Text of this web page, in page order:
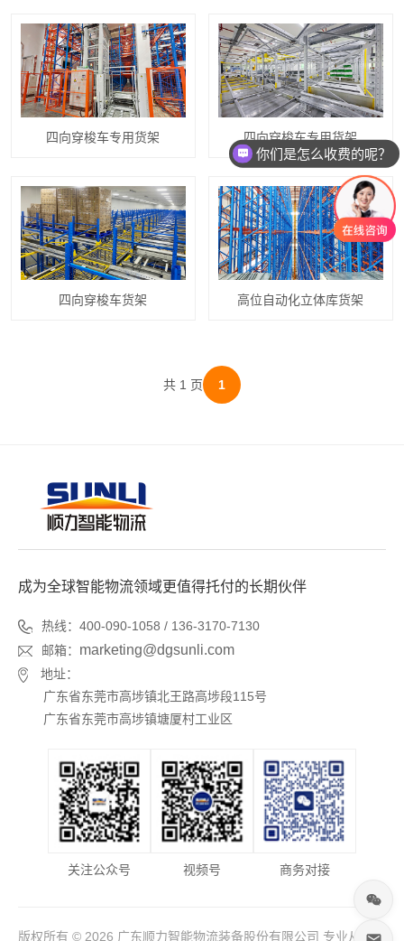
四向穿梭车专用货架 四向穿梭车专用货架
四向穿梭车货架 高位自动化立体库货架
共 1 页 1
成为全球智能物流领域更值得托付的长期伙伴
热线：400-090-1058 / 136-3170-7130
邮箱： marketing@dgsunli.com
地址：
广东省东莞市高埗镇北王路高埗段115号
广东省东莞市高埗镇塘厦村工业区
关注公众号 视频号 商务对接
版权所有 © 2026 广东顺力智能物流装备股份有限公司 专业从事于
你们是怎么收费的呢？